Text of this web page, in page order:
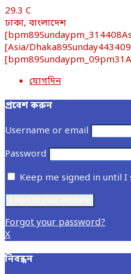
29.3 C
ঢাকা, বাংলাদেশ
[Asia/
যোগদিন
প্রবেশ করুন
Username or email
Password
Keep me signed in until I
Forgot your password?
X
নিবন্ধন